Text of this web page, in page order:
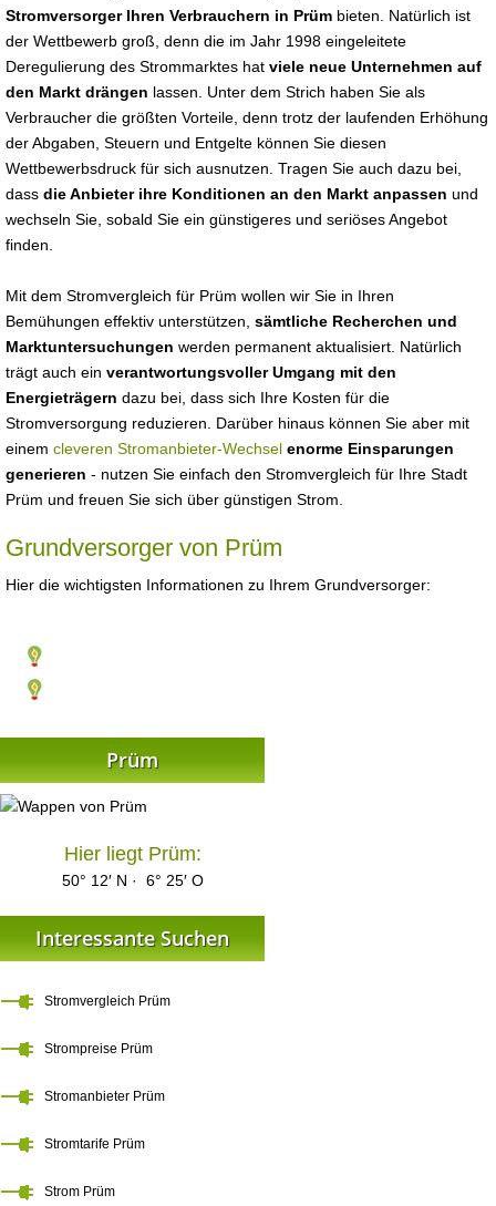
Stromversorger Ihren Verbrauchern in Prüm bieten. Natürlich ist
der Wettbewerb groß, denn die im Jahr 1998 eingeleitete
Deregulierung des Strommarktes hat viele neue Unternehmen auf
den Markt drängen lassen. Unter dem Strich haben Sie als
Verbraucher die größten Vorteile, denn trotz der laufenden Erhöhung
der Abgaben, Steuern und Entgelte können Sie diesen
Wettbewerbsdruck für sich ausnutzen. Tragen Sie auch dazu bei,
dass die Anbieter ihre Konditionen an den Markt anpassen und
wechseln Sie, sobald Sie ein günstigeres und seriöses Angebot
finden.
Mit dem Stromvergleich für Prüm wollen wir Sie in Ihren
Bemühungen effektiv unterstützen, sämtliche Recherchen und
Marktuntersuchungen werden permanent aktualisiert. Natürlich
trägt auch ein verantwortungsvoller Umgang mit den
Energieträgern dazu bei, dass sich Ihre Kosten für die
Stromversorgung reduzieren. Darüber hinaus können Sie aber mit
einem cleveren Stromanbieter-Wechsel enorme Einsparungen
generieren - nutzen Sie einfach den Stromvergleich für Ihre Stadt
Prüm und freuen Sie sich über günstigen Strom.
Grundversorger von Prüm
Hier die wichtigsten Informationen zu Ihrem Grundversorger:
Prüm
Hier liegt Prüm:
50° 12′ N · 6° 25′ O
Interessante Suchen
Stromvergleich Prüm
Strompreise Prüm
Stromanbieter Prüm
Stromtarife Prüm
Strom Prüm